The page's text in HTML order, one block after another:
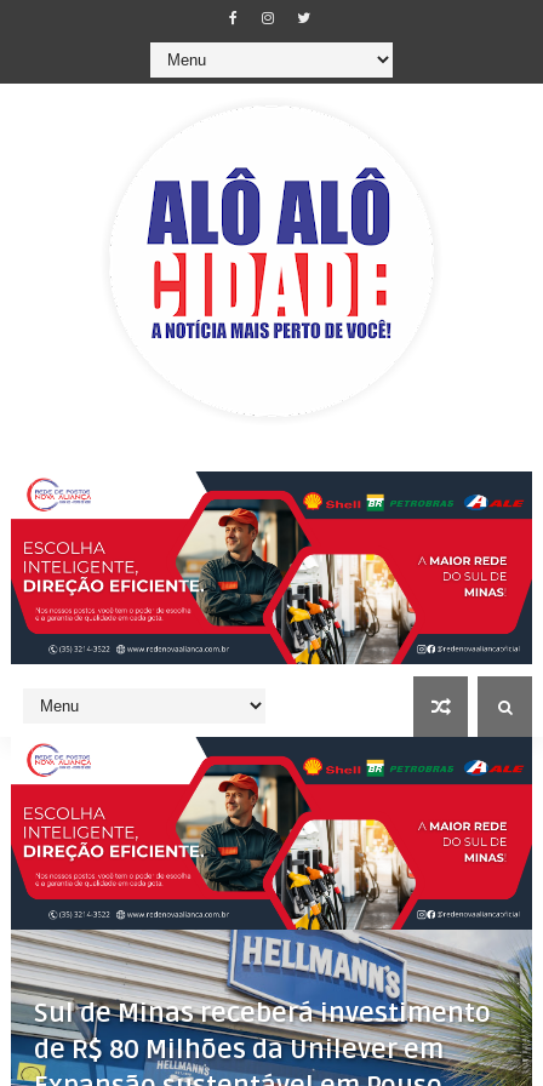
Sul de Minas receberá investimento
de R$ 80 Milhões da Unilever em